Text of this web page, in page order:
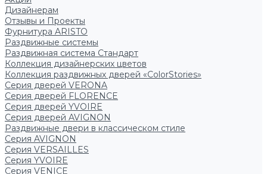
Дизайнерам
Отзывы и Проекты
Фурнитура ARISTO
Раздвижные системы
Раздвижная система Стандарт
Коллекция дизайнерских цветов
Коллекция раздвижных дверей «ColorStories»
Серия дверей VERONA
Серия дверей FLORENCE
Серия дверей YVOIRE
Серия дверей AVIGNON
Раздвижные двери в классическом стиле
Серия AVIGNON
Серия VERSAILLES
Серия YVOIRE
Серия VENICE